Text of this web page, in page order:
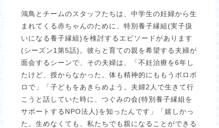
鴻鳥とチームのスタッフたちは、中学生の妊婦から生
まれてくる赤ちゃんのために、特別養子縁組(実子扱
いになる養子縁組)を検討するエピソードがあります
(シーズン1第5話)。彼らと育ての親を希望する夫婦が
面会するシーンで、その夫婦は、「不妊治療を6年し
たけど、授からなかった。体も精神的にももうボロボ
ロで」「子どもをあきらめよう。夫婦2人で生きて行
こうと話していた時に、つぐみの会(特別養子縁組を
サポートするNPO法人)を知ったんです」「嬉しかっ
た。生めなくても、私たちでも親になることができる